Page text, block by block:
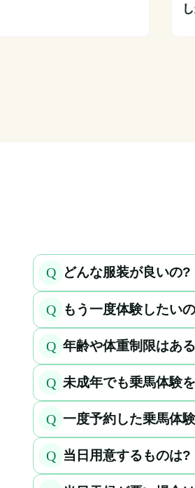
Q どんな服装が良いの?
Q もう一度体験したい
Q 年齢や体重制限はあ
Q 未成年でも乗馬体験
Q 一度予約した乗馬体
Q 当日用意するものは?